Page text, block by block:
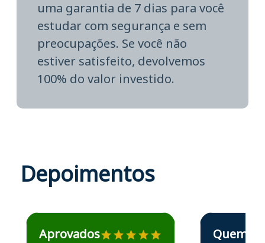
uma garantia de 7 dias para você
estudar com segurança e sem
preocupações. Se você não
estiver satisfeito, devolvemos
100% do valor investido.
Depoimentos
Estudante José recomenda o Aprova Concursos em
Aprovados
Estudante Elais
Quem